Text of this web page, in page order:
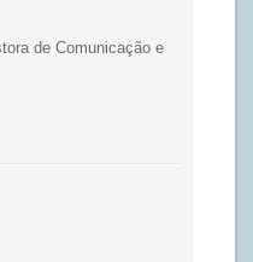
de Comunicação e